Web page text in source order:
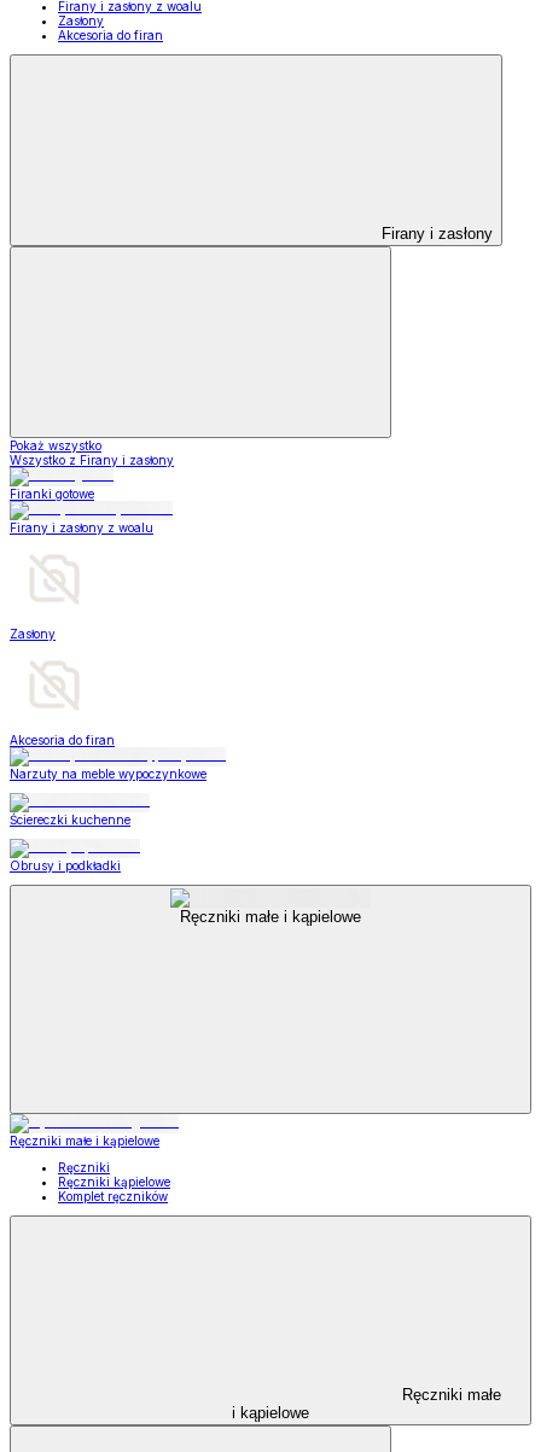
Firany i zasłony z woalu
Zasłony
Akcesoria do firan
Firany i zasłony
Pokaż wszystko
Wszystko z Firany i zasłony
Firanki gotowe
Firany i zasłony z woalu
Zasłony
Akcesoria do firan
Narzuty na meble wypoczynkowe
Ściereczki kuchenne
Obrusy i podkładki
Ręczniki małe i kąpielowe
Ręczniki małe i kąpielowe
Ręczniki
Ręczniki kąpielowe
Komplet ręczników
Ręczniki małe
i kąpielowe